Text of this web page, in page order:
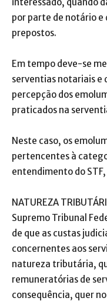
por parte de notário e
prepostos.
Em tempo deve-se
serventias notariais e
percepção dos
praticados na
Neste caso, os
pertencentes à
entendimento do STF,
NATUREZA
Supremo Tribunal
de que as custas
concernentes aos
natureza tributária,
remuneratórias de
consequência, quer